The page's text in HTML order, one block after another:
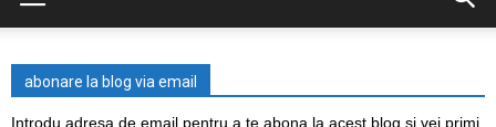
Lincu
abonare la blog via email
Introdu adresa de email pentru a te abona la acest blog și vei primi